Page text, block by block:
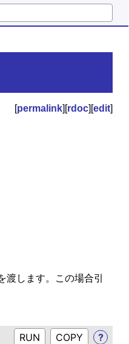
[permalink][rdoc][edit]
渡します。この場合引
RUN ?